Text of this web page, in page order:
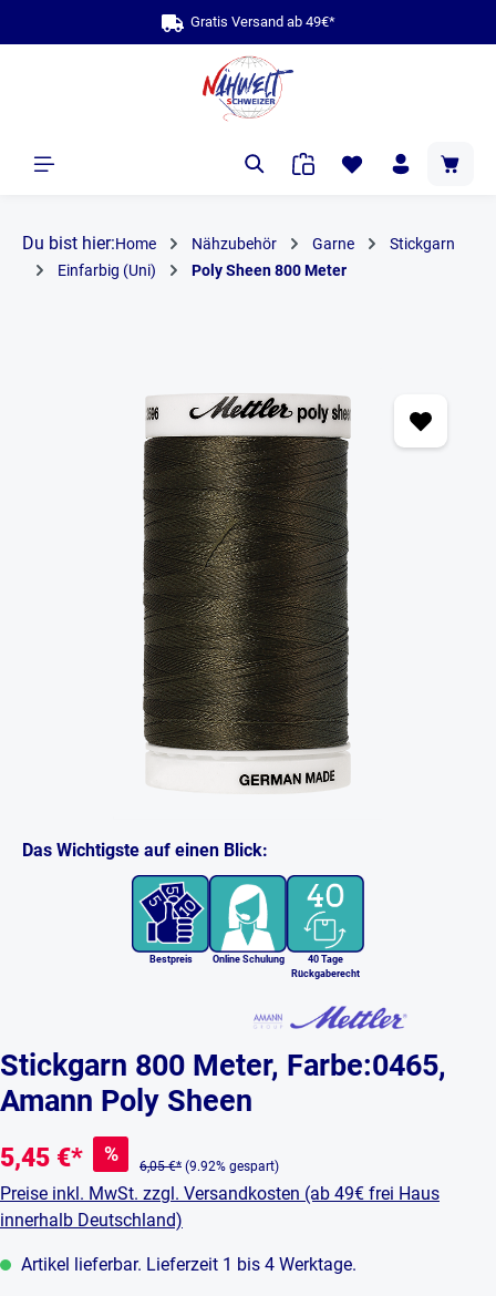
Gratis Versand ab 49€*
Du bist hier:Home Nähzubehör Garne
Stickgarn
Einfarbig (Uni)
Poly Sheen 800 Meter
Das Wichtigste auf einen Blick:
Bestpreis Online Schulung
40 Tage
Rückgaberecht
Stickgarn 800 Meter, Farbe:0465,
Amann Poly Sheen
5,45 €* %
6,05 €* (9.92% gespart)
Preise inkl. MwSt. zzgl. Versandkosten (ab 49€ frei Haus
innerhalb Deutschland)
Artikel lieferbar. Lieferzeit 1 bis 4 Werktage.